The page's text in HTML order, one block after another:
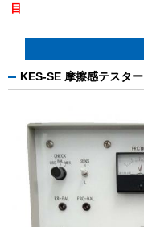
目
KES-SE 摩擦感テスター